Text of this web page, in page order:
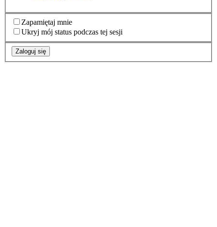
Zapamiętaj mnie
Ukryj mój status podczas tej sesji